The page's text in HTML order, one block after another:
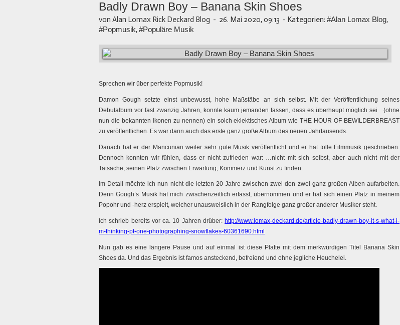
Badly Drawn Boy – Banana Skin Shoes
von Alan Lomax Rick Deckard Blog - 26. Mai 2020, 09:13 - Kategorien: #Alan Lomax Blog,
#Popmusik,#Populäre Musik
Sprechen wir über perfekte Popmusik!
Damon Gough setzte einst unbewusst, hohe Maßstäbe an sich selbst. Mit der Veröffentlichung seines
Debutalbum vor fast zwanzig Jahren, konnte kaum jemanden fassen, dass es überhaupt möglich sei (ohne
nun die bekannten Ikonen zu nennen) ein solch eklektisches Album wie THE HOUR OF BEWILDERBREAST
zu veröffentlichen. Es war dann auch das erste ganz große Album des neuen Jahrtausends.
Danach hat er der Mancunian weiter sehr gute Musik veröffentlicht und er hat tolle Filmmusik geschrieben.
Dennoch konnten wir fühlen, dass er nicht zufrieden war: …nicht mit sich selbst, aber auch nicht mit der
Tatsache, seinen Platz zwischen Erwartung, Kommerz und Kunst zu finden.
Im Detail möchte ich nun nicht die letzten 20 Jahre zwischen zwei den zwei ganz großen Alben aufarbeiten.
Denn Gough’s Musik hat mich zwischenzeitlich erfasst, übernommen und er hat sich einen Platz in meinem
Popohr und -herz erspielt, welcher unausweislich in der Rangfolge ganz großer anderer Musiker steht.
Ich schrieb bereits vor ca. 10 Jahren drüber: http://www.lomax-deckard.de/article-badly-drawn-boy-it-s-what-i-
m-thinking-pt-one-photographing-snowflakes-60361690.html
Nun gab es eine längere Pause und auf einmal ist diese Platte mit dem merkwürdigen Titel Banana Skin
Shoes da. Und das Ergebnis ist famos ansteckend, befreiend und ohne jegliche Heuchelei.